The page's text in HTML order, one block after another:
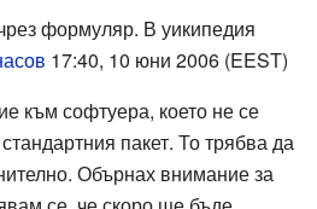
формуляр. В уикипедия
17:40, 10 юни 2006 (EEST)
към софтуера, което не се
пакет. То трябва да
Обърнах внимание за